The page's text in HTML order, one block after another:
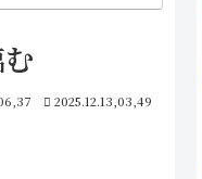
2025.12.13,03,49